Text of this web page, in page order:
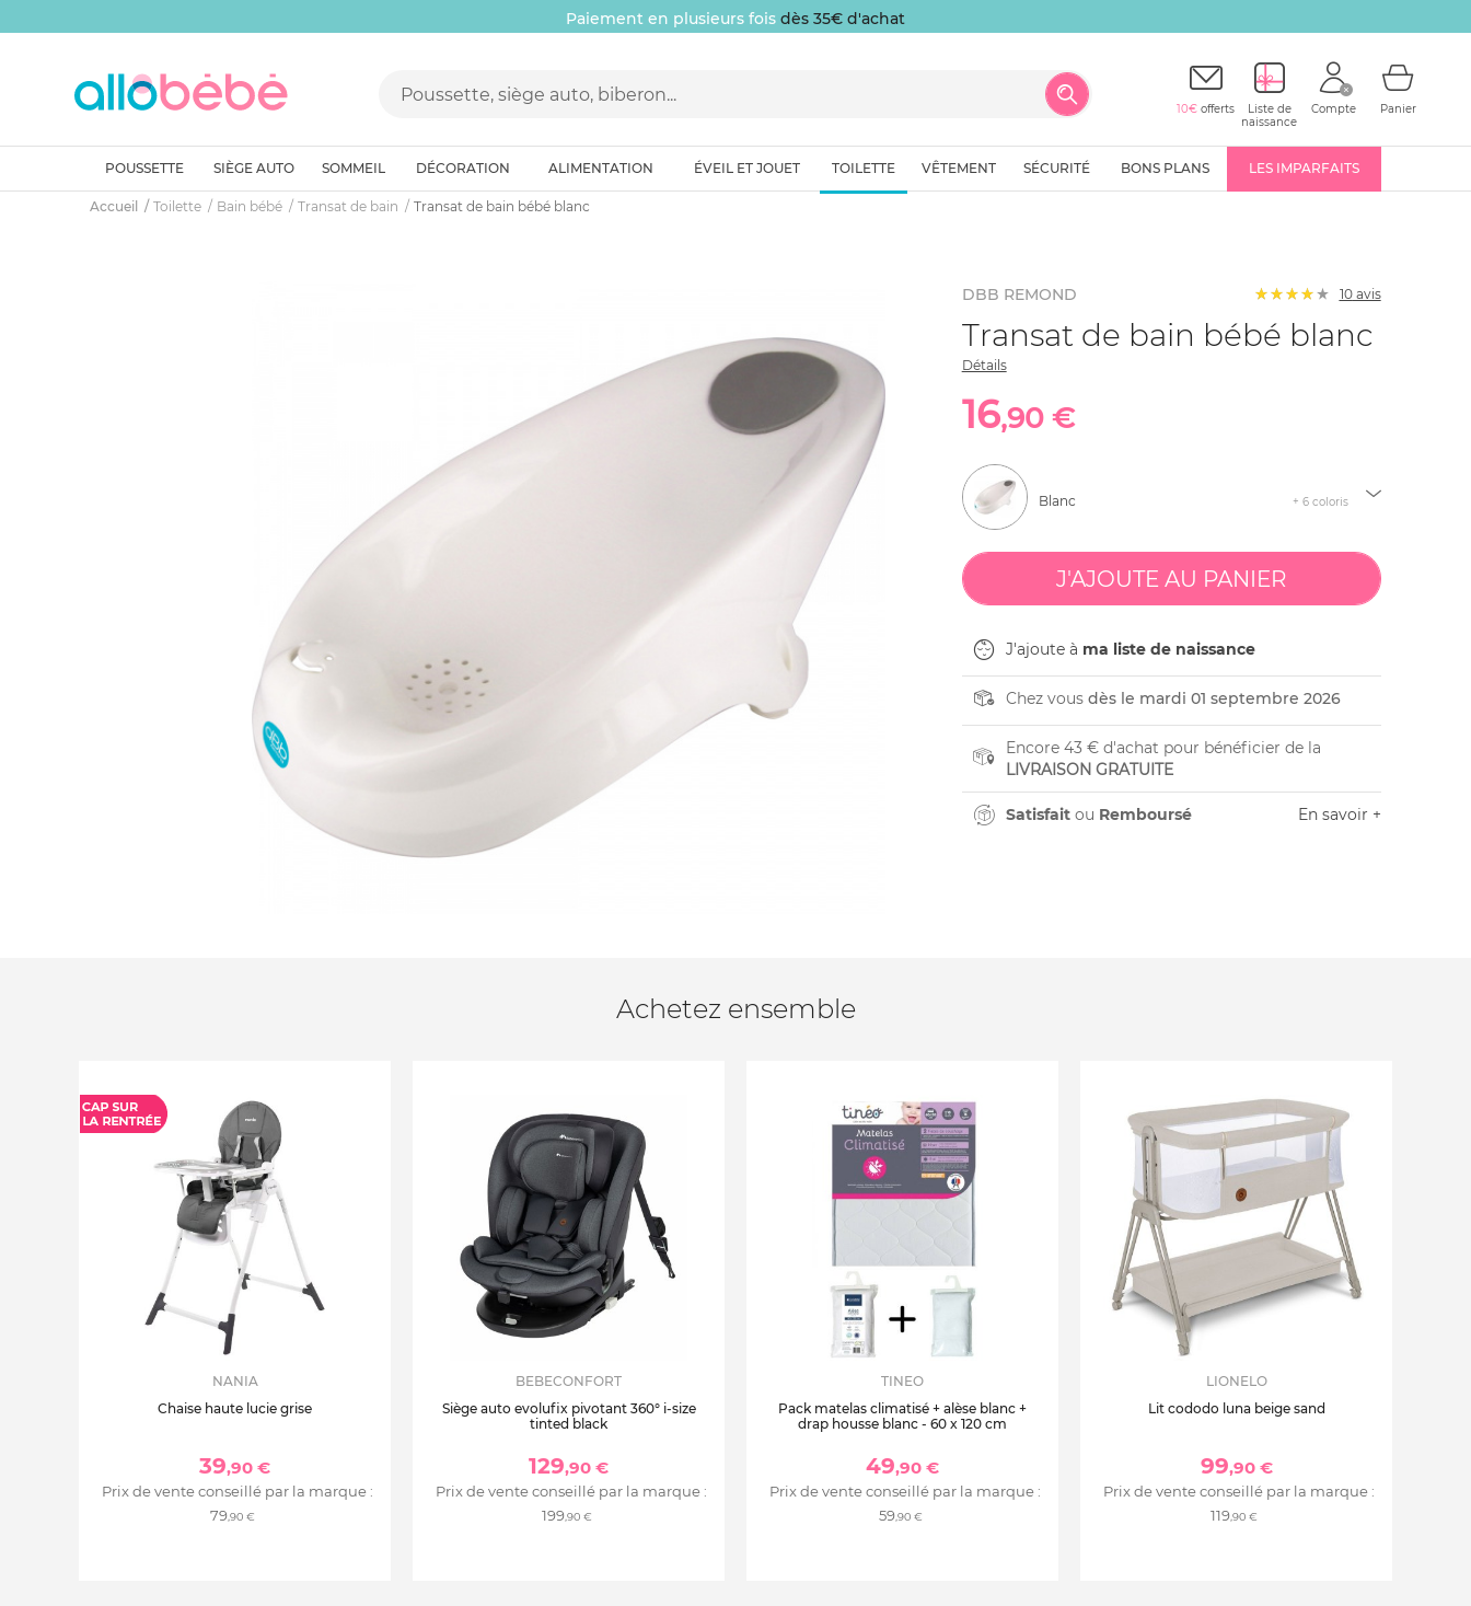
Paiement en plusieurs fois dès 35€ d'achat
10€ offerts
Liste de
naissance
Compte Panier
POUSSETTE SIÈGE AUTO SOMMEIL DÉCORATION ALIMENTATION ÉVEIL ET JOUET TOILETTE VÊTEMENT SÉCURITÉ BONS PLANS LES IMPARFAITS
Accueil Toilette Bain bébé Transat de bain Transat de bain bébé blanc
DBB REMOND 10avis
Transat de bain bébé blanc
Détails
16,90 €
Blanc + 6 coloris
J'ajoute à ma liste de naissance
Chez vous dès le mardi 01 septembre 2026
Encore 43 € d'achat pour bénéficier de la
LIVRAISON GRATUITE
Satisfaitou Remboursé En savoir +
Achetez ensemble
NANIA
Chaise haute lucie grise
39,90 €
Prix de vente conseillé par la marque :
79,90 €
BEBECONFORT
Siège auto evolufix pivotant 360° i-size
tinted black
129,90 €
Prix de vente conseillé par la marque :
199,90 €
TINEO
Pack matelas climatisé + alèse blanc +
drap housse blanc - 60 x 120 cm
49,90 €
Prix de vente conseillé par la marque :
59,90 €
LIONELO
Lit cododo luna beige sand
99,90 €
Prix de vente conseillé par la marque :
119,90 €